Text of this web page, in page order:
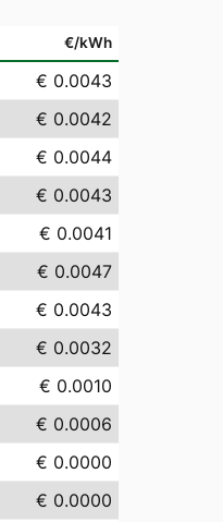
€/kWh
€ 0.0043
€ 0.0042
€ 0.0044
€ 0.0043
€ 0.0041
€ 0.0047
€ 0.0043
€ 0.0032
€ 0.0010
€ 0.0006
€ 0.0000
€ 0.0000